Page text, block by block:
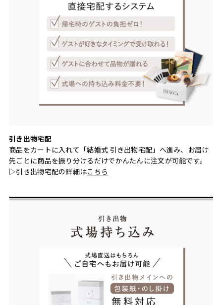
引き出物宅配
商品をカートに入れて「結婚式 引き出物宅配」へ進み、お届け
先ごとに商品を振り分けるだけでかんたんに注文が可能です。
▷引き出物宅配の詳細はこちら